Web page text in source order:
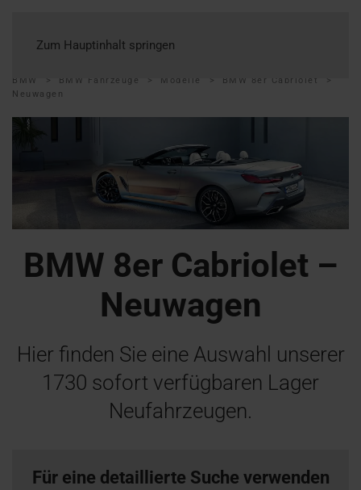
Zum Hauptinhalt springen
BMW BMW Fahrzeuge Modelle
BMW 8er Cabriolet
Neuwagen
BMW 8er Cabriolet –
Neuwagen
Hier finden Sie eine Auswahl unserer
1730 sofort verfügbaren Lager
Neufahrzeugen.
Für eine detaillierte Suche verwenden